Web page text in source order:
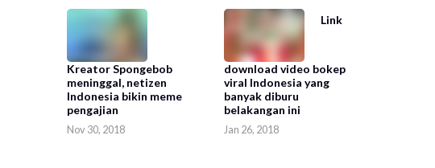
Kreator Spongebob
meninggal, netizen
Indonesia bikin meme
pengajian
Nov 30, 2018
Link
download video bokep
viral Indonesia yang
banyak diburu
belakangan ini
Jan 26, 2018